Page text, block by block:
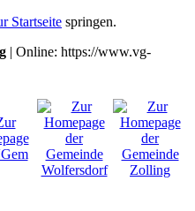
Startseite springen.
| Online: https://www.vg-